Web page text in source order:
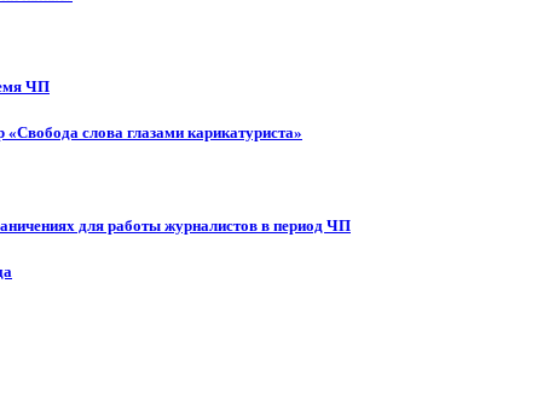
ЧП
слова глазами карикатуриста»
для работы журналистов в период ЧП